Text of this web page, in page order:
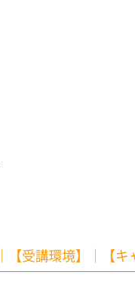
｜ 【受講環境】 ｜ 【